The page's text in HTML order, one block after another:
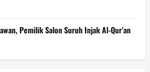
Pemilik Salon Suruh Injak Al-Qur’an